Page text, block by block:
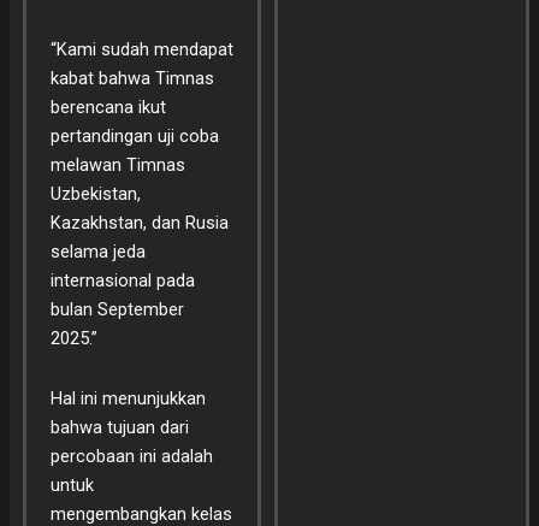
“Kami sudah mendapat
kabat bahwa Timnas
berencana ikut
pertandingan uji coba
melawan Timnas
Uzbekistan,
Kazakhstan, dan Rusia
selama jeda
internasional pada
bulan September
2025.”
Hal ini menunjukkan
bahwa tujuan dari
percobaan ini adalah
untuk
mengembangkan kelas